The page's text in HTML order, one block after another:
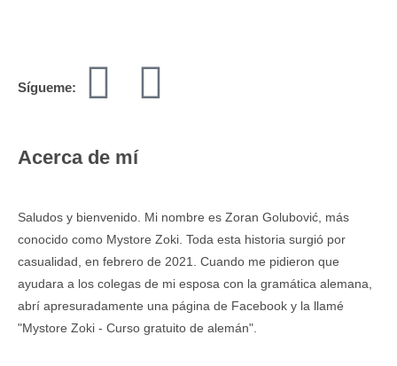
Sígueme:
Acerca de mí
Saludos y bienvenido. Mi nombre es Zoran Golubović, más
conocido como Mystore Zoki. Toda esta historia surgió por
casualidad, en febrero de 2021. Cuando me pidieron que
ayudara a los colegas de mi esposa con la gramática alemana,
abrí apresuradamente una página de Facebook y la llamé
"Mystore Zoki - Curso gratuito de alemán".